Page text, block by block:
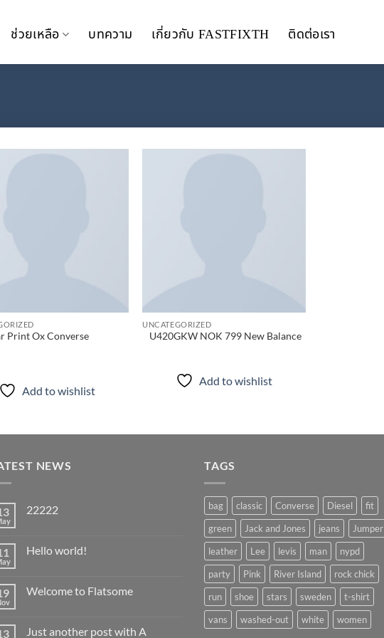
ช่วยเหลือ บทความ เกี่ยวกับ FASTFIXTH ติดต่อเรา
Print Ox Converse
Add to wishlist
UNCATEGORIZED
U420GKW NOK 799 New Balance
Add to wishlist
NEWS
22222
22222
Hello world!
Hello
Welcome to Flatsome
Welcome
Just another post with A
TAGS
bag classic Converse Diesel
fit
green
Jack and Jones jeans
Jumper
leather
Lee levis man
nypd
party
Pink River Island
rock chick
run
shoe stars sweden
t-shirt
vans
washed-out white women